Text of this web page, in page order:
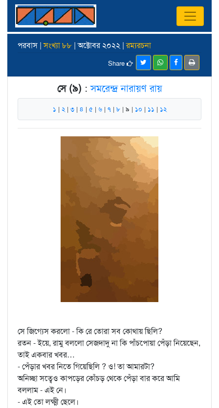
পরবাস |সংখ্যা ৮৮ | অক্টোবর ২০২২ |রম্যরচনা
Share
সে (৯) :সমরেন্দ্র নারায়ণ রায়
১ | ২ | ৩| ৪ | ৫ | ৬| ৭| ৮| ৯ | ১০ | ১১ | ১২
সে জিগ্যেস করলো - কি রে তোরা সব কোথায় ছিলি?
রতন - ইয়ে, রামু বললো সেজদাদু না কি পাঁচপোয়া পেঁড়া নিয়েছেন,
তাই একবার খবর…
- পেঁড়ার খবর নিতে গিয়েছিলি ? ও! তা আমারটা?
অনিচ্ছা সত্বেও কাপড়ের কোঁচড় থেকে পেঁড়া বার করে আমি
বললাম - এই নে।
- এই তো লক্ষ্মী ছেলে।